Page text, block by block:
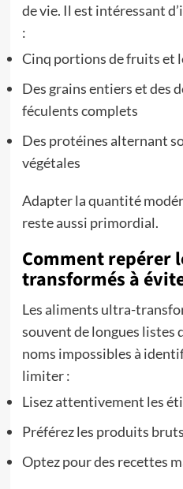
de vie. Il est intéressant
:
Cinq portions de fruits et
Des grains entiers et des
féculents complets
Des protéines alternant
végétales
Adapter la quantité
reste aussi primordial.
Comment repérer
transformés à
Les aliments ultra-
souvent de longues listes
noms impossibles à
limiter :
Lisez attentivement les
Préférez les produits
Optez pour des recettes